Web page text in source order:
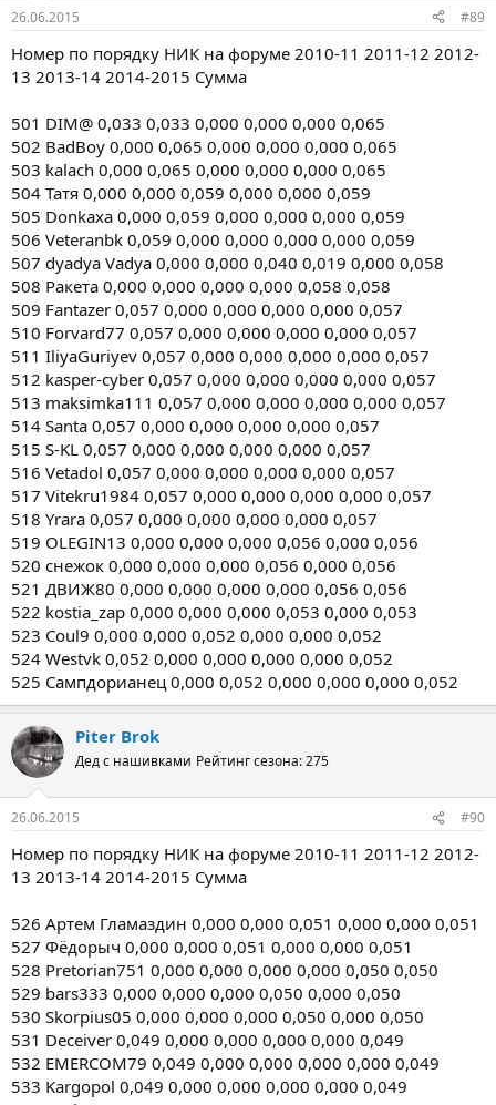
26.06.2015 #89
Номер по порядку НИК на форуме 2010-11 2011-12 2012-
13 2013-14 2014-2015 Сумма
501 DIM@ 0,033 0,033 0,000 0,000 0,000 0,065
502 BadBoy 0,000 0,065 0,000 0,000 0,000 0,065
503 kalach 0,000 0,065 0,000 0,000 0,000 0,065
504 Татя 0,000 0,000 0,059 0,000 0,000 0,059
505 Donkaxa 0,000 0,059 0,000 0,000 0,000 0,059
506 Veteranbk 0,059 0,000 0,000 0,000 0,000 0,059
507 dyadya Vadya 0,000 0,000 0,040 0,019 0,000 0,058
508 Ракета 0,000 0,000 0,000 0,000 0,058 0,058
509 Fantazer 0,057 0,000 0,000 0,000 0,000 0,057
510 Forvard77 0,057 0,000 0,000 0,000 0,000 0,057
511 IliyaGuriyev 0,057 0,000 0,000 0,000 0,000 0,057
512 kasper-cyber 0,057 0,000 0,000 0,000 0,000 0,057
513 maksimka111 0,057 0,000 0,000 0,000 0,000 0,057
514 Santa 0,057 0,000 0,000 0,000 0,000 0,057
515 S-KL 0,057 0,000 0,000 0,000 0,000 0,057
516 Vetadol 0,057 0,000 0,000 0,000 0,000 0,057
517 Vitekru1984 0,057 0,000 0,000 0,000 0,000 0,057
518 Yrara 0,057 0,000 0,000 0,000 0,000 0,057
519 OLEGIN13 0,000 0,000 0,000 0,056 0,000 0,056
520 снежок 0,000 0,000 0,000 0,056 0,000 0,056
521 ДВИЖ80 0,000 0,000 0,000 0,000 0,056 0,056
522 kostia_zap 0,000 0,000 0,000 0,053 0,000 0,053
523 Coul9 0,000 0,000 0,052 0,000 0,000 0,052
524 Westvk 0,052 0,000 0,000 0,000 0,000 0,052
525 Сампдорианец 0,000 0,052 0,000 0,000 0,000 0,052
Piter Brok
Дед с нашивками Рейтинг сезона: 275
26.06.2015 #90
Номер по порядку НИК на форуме 2010-11 2011-12 2012-
13 2013-14 2014-2015 Сумма
526 Артем Гламаздин 0,000 0,000 0,051 0,000 0,000 0,051
527 Фёдорыч 0,000 0,000 0,051 0,000 0,000 0,051
528 Pretorian751 0,000 0,000 0,000 0,000 0,050 0,050
529 bars333 0,000 0,000 0,000 0,050 0,000 0,050
530 Skorpius05 0,000 0,000 0,000 0,050 0,000 0,050
531 Deceiver 0,049 0,000 0,000 0,000 0,000 0,049
532 EMERCOM79 0,049 0,000 0,000 0,000 0,000 0,049
533 Kargopol 0,049 0,000 0,000 0,000 0,000 0,049